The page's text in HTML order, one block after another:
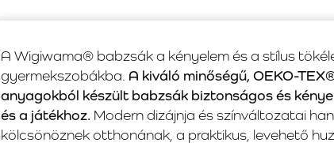
A Wigiwama® babzsák a kényelem és a stílus
gyermekszobákba. A kiváló minőségű, OEKO-
anyagokból készült babzsák biztonságos és
és a játékhoz. Modern dizájnja és színváltozatai
kölcsönöznek otthonának, a praktikus, levehető